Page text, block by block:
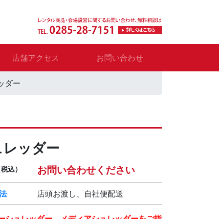
店舗アクセス お問い合わせ
ダー
ッダー
込） お問い合わせください
店頭お渡し、自社便配送